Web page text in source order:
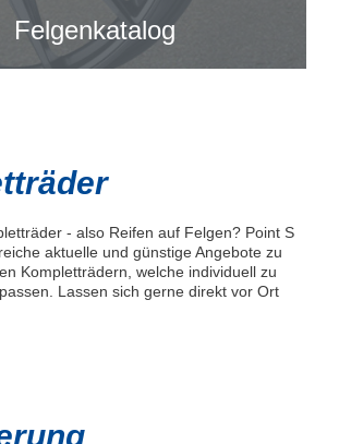
Felgenkatalog
- also Reifen auf Felgen? Point S
aktuelle und günstige Angebote zu
Kompletträdern, welche individuell zu
Lassen sich gerne direkt vor Ort